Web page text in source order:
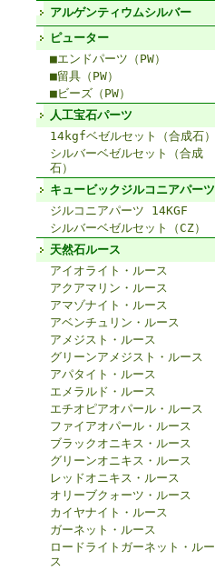
アルゲンティウムシルバー
ピューター
■エンドパーツ（PW）
■留具（PW）
■ビーズ（PW）
人工宝石パーツ
14kgfベゼルセット（合成石）
シルバーベゼルセット（合成
石）
キュービックジルコニアパーツ
ジルコニアパーツ 14KGF
シルバーベゼルセット（CZ）
天然石ルース
アイオライト・ルース
アクアマリン・ルース
アマゾナイト・ルース
アベンチュリン・ルース
アメジスト・ルース
グリーンアメジスト・ルース
アパタイト・ルース
エメラルド・ルース
エチオピアオパール・ルース
ファイアオパール・ルース
ブラックオニキス・ルース
グリーンオニキス・ルース
レッドオニキス・ルース
オリーブクォーツ・ルース
カイヤナイト・ルース
ガーネット・ルース
ロードライトガーネット・ルー
ス